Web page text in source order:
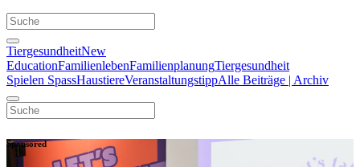
TiergesundheitNew
EducationFamilienlebenFamilienplanungTiergesundheit
Spielen SpassHaustiereVeranstaltungstippAlle Beiträge | Archiv
Sponsored